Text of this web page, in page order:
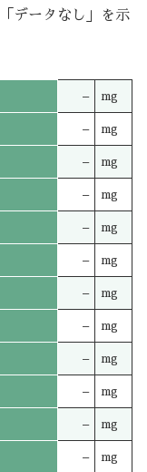
ータなし」を示
– mg
– mg
– mg
– mg
– mg
– mg
– mg
– mg
– mg
– mg
– mg
– mg